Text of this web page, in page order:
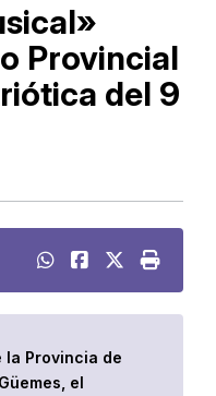
Provincial
del 9
la Provincia de
el